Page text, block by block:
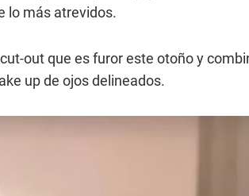
lo más atrevidos.
out que es furor este otoño y
up de ojos delineados.